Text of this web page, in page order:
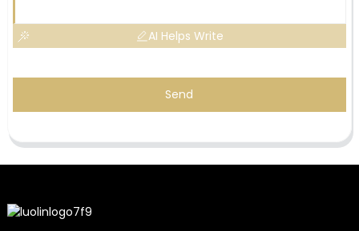
AI Helps Write
Send